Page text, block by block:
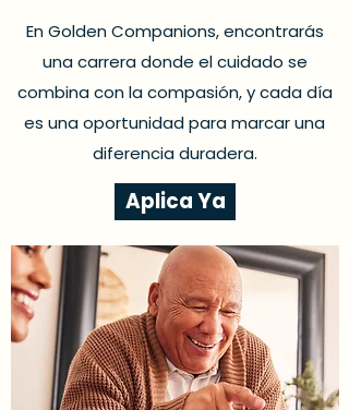
En Golden Companions, encontrarás
una carrera donde el cuidado se
combina con la compasión, y cada día
es una oportunidad para marcar una
diferencia duradera.
Aplica Ya